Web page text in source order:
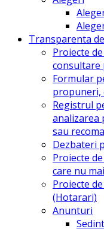
Transparenta
Proiecte
consultare
Formular
propuneri,
Registrul
sau
Dezbateri
Proiecte
care nu
Proiecte
(Hotarari)
Anunturi